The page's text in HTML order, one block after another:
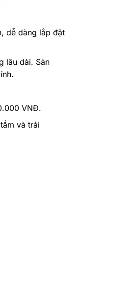
dễ dàng lắp đặt
lâu dài. Sản
VNĐ.
và trải